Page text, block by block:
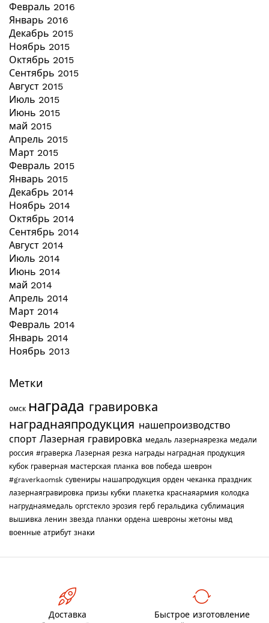
Февраль 2016
Январь 2016
Декабрь 2015
Ноябрь 2015
Октябрь 2015
Сентябрь 2015
Август 2015
Июль 2015
Июнь 2015
май 2015
Апрель 2015
Март 2015
Февраль 2015
Январь 2015
Декабрь 2014
Ноябрь 2014
Октябрь 2014
Сентябрь 2014
Август 2014
Июль 2014
Июнь 2014
май 2014
Апрель 2014
Март 2014
Февраль 2014
Январь 2014
Ноябрь 2013
Метки
омск награда гравировка
награднаяпродукция нашепроизводство
спорт Лазерная гравировка медаль лазернаярезка медали
россия #граверка Лазерная резка награды наградная продукция
кубок граверная мастерская планка вов победа шеврон
#graverkaomsk сувениры нашапродукция орден чеканка праздник
лазернаягравировка призы кубки плакетка краснаяармия колодка
нагруднаямедаль оргстекло эрозия герб геральдика сублимация
вышивка ленин звезда планки ордена шевроны жетоны мвд
военные атрибут знаки
Доставка
Быстрое изготовление